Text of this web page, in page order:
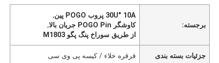
برجسته:
30U" 10A پروب POGO پین
,
کاوشگر POGO Pin جریان بالا
,
از طریق سوراخ پنگ پگو M1803
جزئیات بسته بندی قرقره خلاء / کیسه پی وی سی